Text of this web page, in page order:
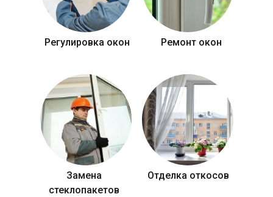
Регулировка окон Ремонт окон
Замена
стеклопакетов
Отделка откосов